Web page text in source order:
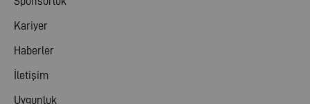
Kariyer
Haberler
İletişim
Uygunluk